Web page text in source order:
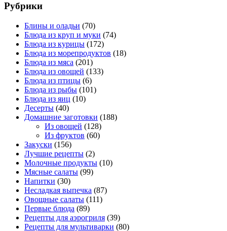
Рубрики
Блины и оладьи (70)
Блюда из круп и муки (74)
Блюда из курицы (172)
Блюда из морепродуктов (18)
Блюда из мяса (201)
Блюда из овощей (133)
Блюда из птицы (6)
Блюда из рыбы (101)
Блюда из яиц (10)
Десерты (40)
Домашние заготовки (188)
Из овощей (128)
Из фруктов (60)
Закуски (156)
Лучшие рецепты (2)
Молочные продукты (10)
Мясные салаты (99)
Напитки (30)
Несладкая выпечка (87)
Овощные салаты (111)
Первые блюда (89)
Рецепты для аэрогриля (39)
Рецепты для мультиварки (80)